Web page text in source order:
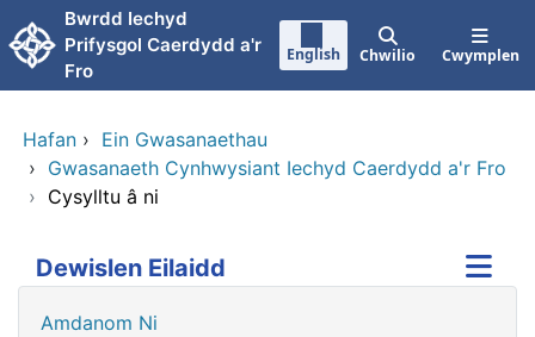
Neidio i'r prif gynnwy
Bwrdd Iechyd
Prifysgol Caerdydd a'r
Fro
English Chwilio Cwymplen
Hafan › Ein Gwasanaethau
› Gwasanaeth Cynhwysiant Iechyd Caerdydd a'r Fro
› Cysylltu â ni
Dewislen Eilaidd
Amdanom Ni